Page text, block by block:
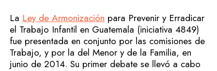
La Ley de Armonización para Prevenir y Erradicar
el Trabajo Infantil en Guatemala (iniciativa 4849)
fue presentada en conjunto por las comisiones de
Trabajo, y por la del Menor y de la Familia, en
junio de 2014. Su primer debate se llevó a cabo